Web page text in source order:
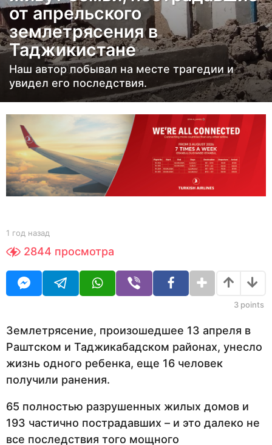
а
з
а
1
а
з
а
от апрельского
землетрясения в
Таджикистане
Наш автор побывал на месте трагедии и
увидел его последствия.
b
Y
O
R
1 год назад
о
н
2844 просмотра
3 points
Землетрясение, произошедшее 13 апреля в
Раштском и Таджикабадском районах, унесло
жизнь одного ребенка, еще 16 человек
получили ранения.
65 полностью разрушенных жилых домов и
193 частично пострадавших – и это далеко не
все последствия того мощного